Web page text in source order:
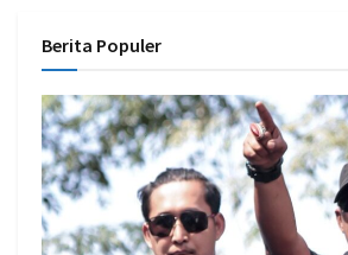
Berita Populer